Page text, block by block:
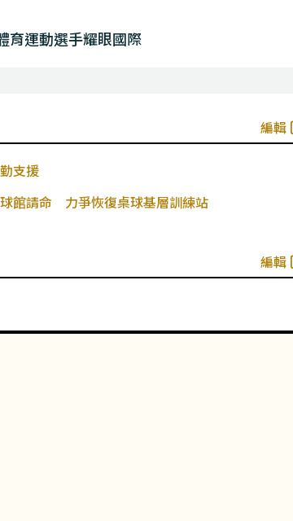
育運動選手耀眼國際
編輯
支援
館請命 力爭恢復桌球基層訓練站
編輯